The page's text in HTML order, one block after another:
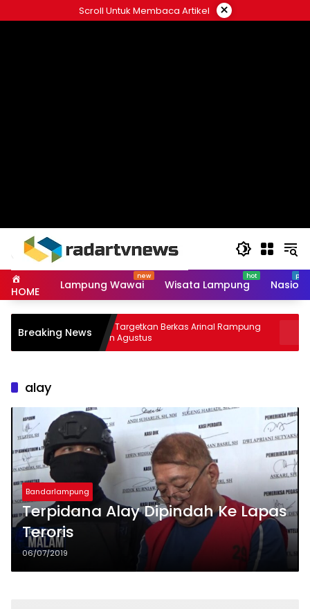
to
Scroll Untuk Membaca Artikel ×
HOME Lampung Wawai Wisata Lampung
Breaking News
Kejati Targetkan Berkas Arinal Rampung
Bulan Agustus
alay
Bandarlampung
Terpidana Alay Dipindah Ke Lapas
Teroris
06/07/2019